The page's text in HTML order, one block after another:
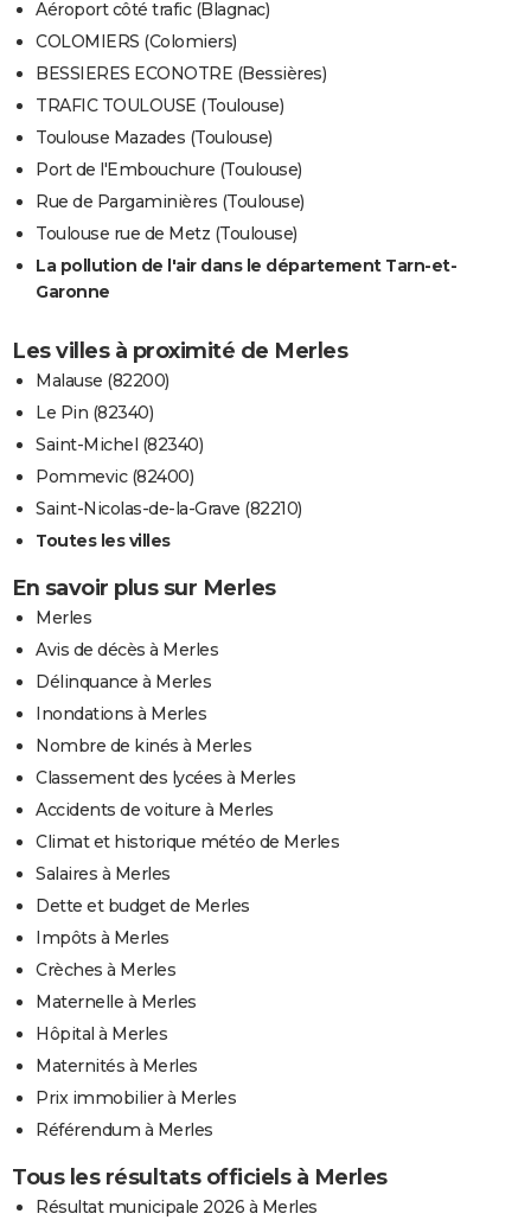
Aéroport côté trafic (Blagnac)
COLOMIERS (Colomiers)
BESSIERES ECONOTRE (Bessières)
TRAFIC TOULOUSE (Toulouse)
Toulouse Mazades (Toulouse)
Port de l'Embouchure (Toulouse)
Rue de Pargaminières (Toulouse)
Toulouse rue de Metz (Toulouse)
La pollution de l'air dans le département Tarn-et-
Garonne
Les villes à proximité de Merles
Malause (82200)
Le Pin (82340)
Saint-Michel (82340)
Pommevic (82400)
Saint-Nicolas-de-la-Grave (82210)
Toutes les villes
En savoir plus sur Merles
Merles
Avis de décès à Merles
Délinquance à Merles
Inondations à Merles
Nombre de kinés à Merles
Classement des lycées à Merles
Accidents de voiture à Merles
Climat et historique météo de Merles
Salaires à Merles
Dette et budget de Merles
Impôts à Merles
Crèches à Merles
Maternelle à Merles
Hôpital à Merles
Maternités à Merles
Prix immobilier à Merles
Référendum à Merles
Tous les résultats officiels à Merles
Résultat municipale 2026 à Merles